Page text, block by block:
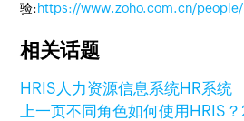
验:https://www.zoho.com.cn/people/
相关话题
HRIS 人力资源信息系统HR系统
上一页不同角色如何使用HRIS？